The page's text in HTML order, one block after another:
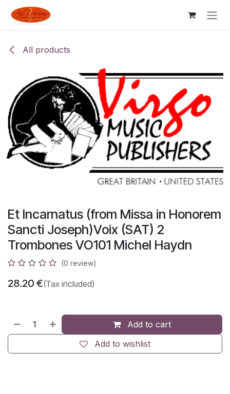
Skip to Content
All products
Et Incarnatus (from Missa in Honorem
Sancti Joseph)Voix (SAT) 2
Trombones VO101 Michel Haydn
(0 review)
28.20 €(Tax included)
Add to cart
Add to wishlist